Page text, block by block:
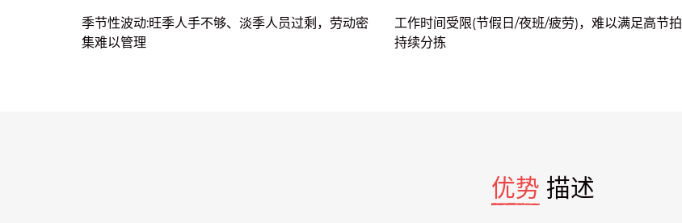
季节性波动:旺季人手不够、淡季人员过剩，劳动密
集难以管理
工作时间受限(节假日/夜班/疲劳)，难以满足高节拍
持续分拣
优势 描述